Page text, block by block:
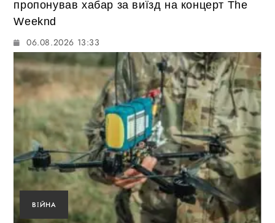
пропонував хабар за виїзд на концерт The
Weeknd
06.08.2026 13:33
ВІЙНА